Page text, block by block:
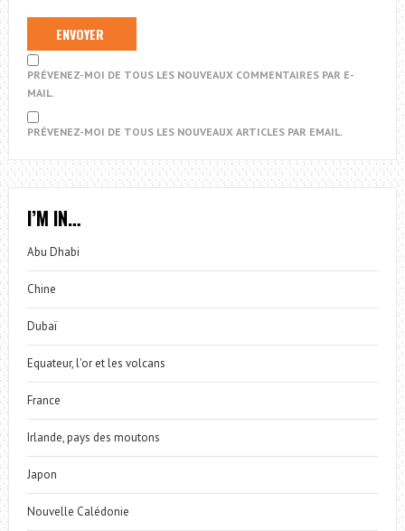
PRÉVENEZ-MOI DE TOUS LES NOUVEAUX COMMENTAIRES PAR E-
MAIL.
PRÉVENEZ-MOI DE TOUS LES NOUVEAUX ARTICLES PAR EMAIL.
I’M IN…
Abu Dhabi
Chine
Dubaï
Equateur, l'or et les volcans
France
Irlande, pays des moutons
Japon
Nouvelle Calédonie